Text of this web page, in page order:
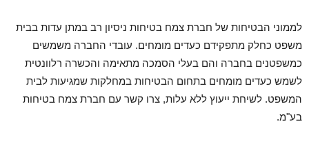
לממוני הבטיחות של חברת צמח בטיחות ניסיון רב במתן עדות בבית
משפט כחלק מתפקידם כעדים מומחים. עובדי החברה משמשים
כמשפטנים בחברה והם בעלי הסמכה מתאימה והכשרה רלוונטית
לשמש כעדים מומחים בתחום הבטיחות במחלקות שמגיעות לבית
המשפט. לשיחת ייעוץ ללא עלות, צרו קשר עם חברת צמח בטיחות
בע"מ.